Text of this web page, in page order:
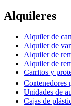
Alquileres
Alquiler de
Alquiler de
Alquiler de
Alquiler de
Carritos y
Contenedores
Unidades de
Cajas de